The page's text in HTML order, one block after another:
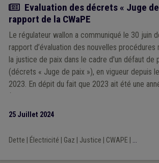
Actualité
Evaluation des décrets « Juge
rapport de la CWaPE
Le régulateur wallon a communiqué le 30 juin
rapport d’évaluation des nouvelles procédures
la justice de paix dans le cadre d'un défaut de
(décrets « Juge de paix »), en vigueur depuis
2023. En dépit du fait que 2023 ait été une
(impacts de la crise énergétique, blocages
conclut que des ajustements aux décrets sont
que ceux-ci puissent atteindre les objectifs
législateur, également dans une optique de
25 Juillet 2024
Dette Électricité Gaz Justice CWAPE ...